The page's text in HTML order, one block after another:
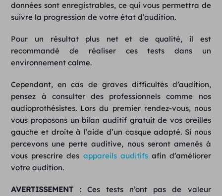
données sont enregistrables, ce qui vous permettra de
suivre la progression de votre état d’audition.
Pour un résultat plus net et de qualité, il est
recommandé de réaliser ces tests dans un
environnement calme.
Cependant, en cas de graves difficultés d’audition,
pensez à consulter des professionnels comme nos
audioprothésistes. Lors du premier rendez-vous, nous
vous proposons un bilan auditif gratuit de vos oreilles
gauche et droite à l’aide d’un casque adapté. Si nous
percevons une perte auditive, nous seront amenés à
vous prescrire des appareils auditifsafin d’améliorer
votre audition.
AVERTISSEMENT : Ces tests n’ont pas de valeur